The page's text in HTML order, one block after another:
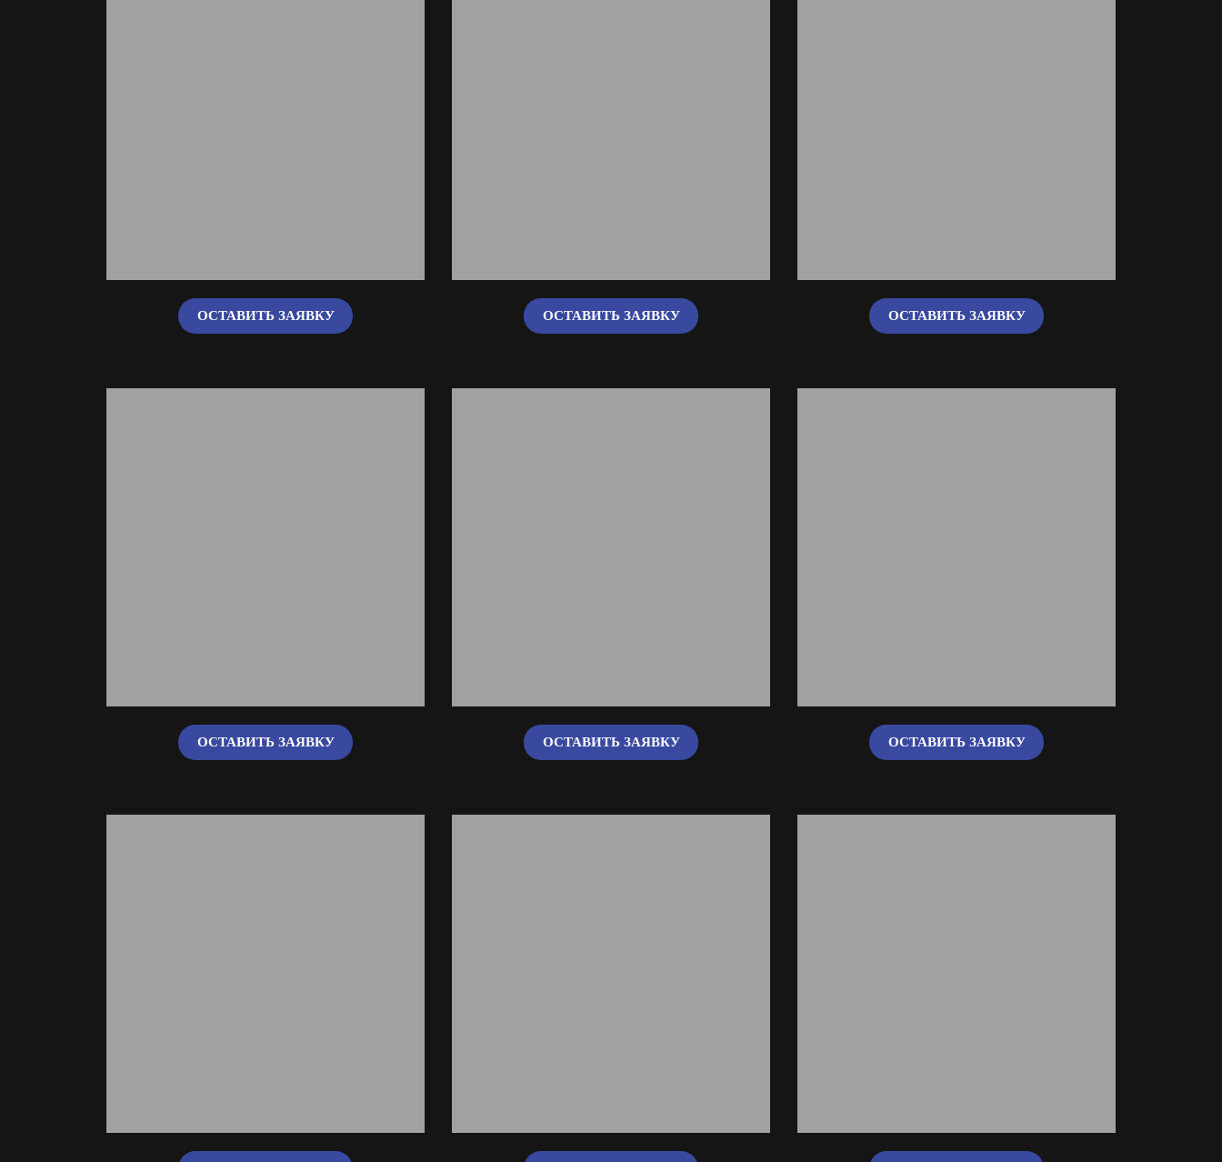
ОСТАВИТЬ ЗАЯВКУ ОСТАВИТЬ ЗАЯВКУ ОСТАВИТЬ ЗАЯВКУ
ОСТАВИТЬ ЗАЯВКУ ОСТАВИТЬ ЗАЯВКУ ОСТАВИТЬ ЗАЯВКУ